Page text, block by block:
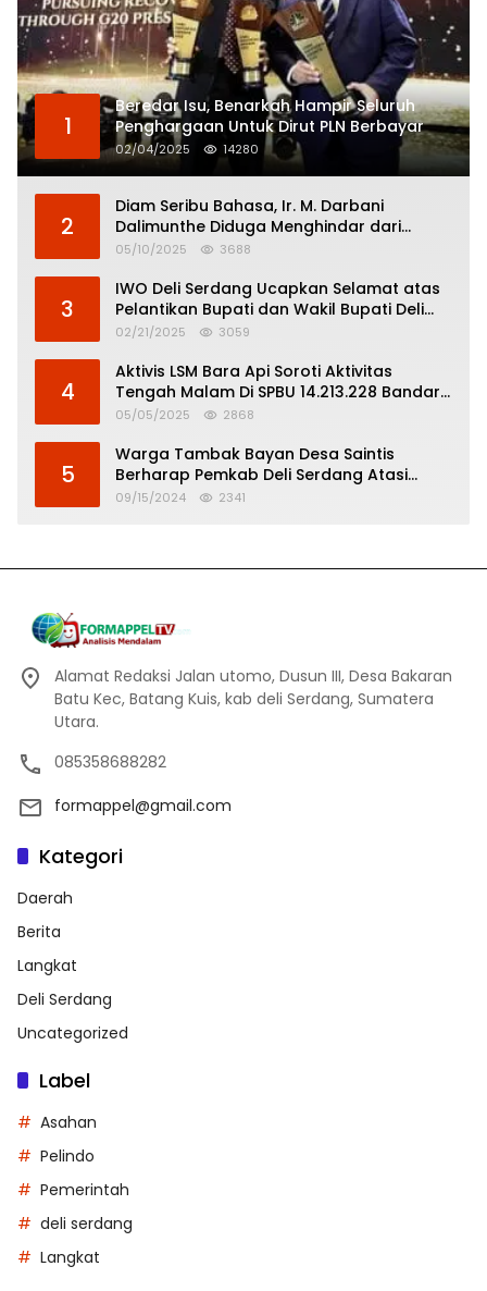
1
Beredar Isu, Benarkah Hampir Seluruh
Penghargaan Untuk Dirut PLN Berbayar
02/04/2025 14280
2
Diam Seribu Bahasa, Ir. M. Darbani
Dalimunthe Diduga Menghindar dari
Pertanggungjawaban Politik
05/10/2025 3688
3
IWO Deli Serdang Ucapkan Selamat atas
Pelantikan Bupati dan Wakil Bupati Deli
Serdang
02/21/2025 3059
4
Aktivis LSM Bara Api Soroti Aktivitas
Tengah Malam Di SPBU 14.213.228 Bandar
Tinggi
05/05/2025 2868
5
Warga Tambak Bayan Desa Saintis
Berharap Pemkab Deli Serdang Atasi
Banjir
09/15/2024 2341
Alamat Redaksi Jalan utomo, Dusun III, Desa Bakaran
Batu Kec, Batang Kuis, kab deli Serdang, Sumatera
Utara.
085358688282
formappel@gmail.com
Kategori
Daerah
Berita
Langkat
Deli Serdang
Uncategorized
Label
Asahan
Pelindo
Pemerintah
deli serdang
Langkat